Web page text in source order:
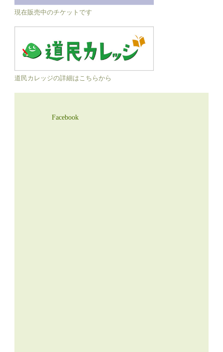
現在販売中のチケットです
道民カレッジの詳細はこちらから
Facebook